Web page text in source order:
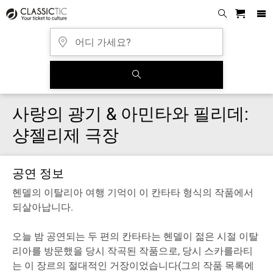
사랑의 광기 & 아민타와 필리데:
샹젤리제 극장
공연 정보
헨델의 이탈리아 여행 기억이 이 칸타타 형식의 작품에서
되살아납니다.
오늘 밤 공연되는 두 편의 칸타타는 헨델이 젊은 시절 이탈
리아를 방문했을 당시 작곡된 작품으로, 당시 스카를라티
는 이 장르의 절대적인 거장이었습니다(그의 작품 목록에